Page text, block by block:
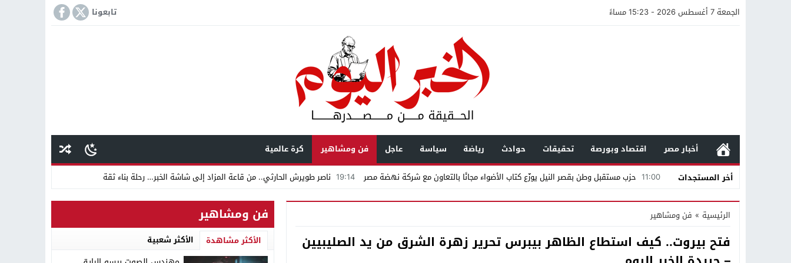
الجمعة 7 أغسطس 2026 - 15:23 مساءً تابعونا
أخبار مصر اقتصاد وبورصة تحقيقات حوادث رياضة سياسة عاجل فن ومشاهير
كرة عالمية
أخر المستجدات
11:00 حزب مستقبل وطن بقصر النيل يوزّع كتاب الأضواء مجانًا بالتعاون مع شركة نهضة مصر 19:14 ناصر طويرش الحارثي.. من قاعة المزاد إلى شاشة الخبر… رحلة بناء ثقة
12:47 مستندات قطرية تكشف استمرار محاكمة «إمبراطور الأراضى» بمغاغة فى قضية رشوة واختلاس
21:40
مواطن كويتي يقع ضحية عملية احتيال عابرة للحدود باسم “التصوف” ويطالب بأكثر من نصف مليون بمساعدة شخصيات دينية سودانية
16:20 من عامل بناء إلى إمبراطور الأراضى.. تساؤلات حول ثروة حمادة قطب وشراكاته المثيرة للجدل فى مغاغة
الرئيسية » فن ومشاهير
فتح بيروت.. كيف استطاع الظاهر بيبرس تحرير زهرة الشرق من يد الصليبيين
فن ومشاهير
الأكثر مشاهدة الأكثر شعبية